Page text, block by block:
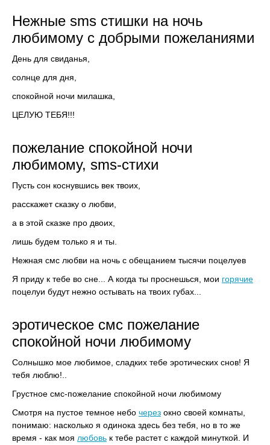
Нежные sms стишки на ночь
любимому с добрыми пожеланиями
День для свиданья,
солнце для дня,
спокойной ночи милашка,
ЦЕЛУЮ ТЕБЯ!!!
пожелание спокойной ночи
любимому, sms-стихи
Пусть сон коснувшись век твоих,
расскажет сказку о любви,
а в этой сказке про двоих,
лишь будем только я и ты.
Нежная смс любви на ночь с обещанием тысячи поцелуев
Я приду к тебе во сне... А когда ты проснешься, мои горячие
поцелуи будут нежно остывать на твоих губах...
эротическое смс пожелание
спокойной ночи любимому
Солнышко мое любимое, сладких тебе эротических снов! Я
тебя люблю!..
Грустное смс-пожелание спокойной ночи любимому
Смотря на пустое темное небо через окно своей комнаты,
понимаю: насколько я одинока здесь без тебя, но в то же
время - как моя любовь к тебе растет с каждой минуткой. И